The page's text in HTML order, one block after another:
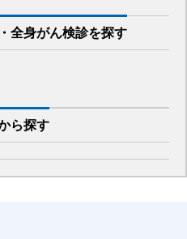
全身がん検診を探す
ら探す